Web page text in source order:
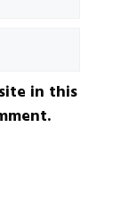
in this